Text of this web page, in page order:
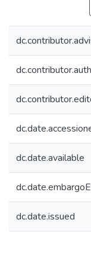
dc.date.available
dc.date.issued